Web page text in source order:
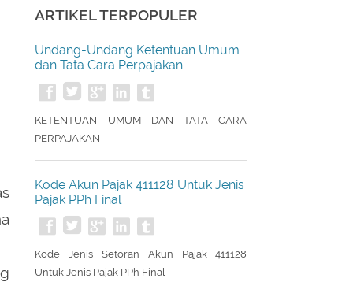
ARTIKEL TERPOPULER
Undang-Undang Ketentuan Umum
dan Tata Cara Perpajakan
KETENTUAN UMUM DAN TATA CARA
PERPAJAKAN
Kode Akun Pajak 411128 Untuk Jenis
Pajak PPh Final
Kode Jenis Setoran Akun Pajak 411128
Untuk Jenis Pajak PPh Final